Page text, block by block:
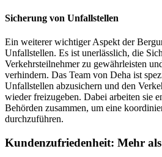
Sicherung von Unfallstellen
Ein weiterer wichtiger Aspekt der
Unfallstellen. Es ist unerlässlich, die
Verkehrsteilnehmer zu gewährleisten
verhindern. Das Team von Deha ist
Unfallstellen abzusichern und den
wieder freizugeben. Dabei arbeiten sie
Behörden zusammen, um eine
durchzuführen.
Kundenzufriedenheit: Mehr